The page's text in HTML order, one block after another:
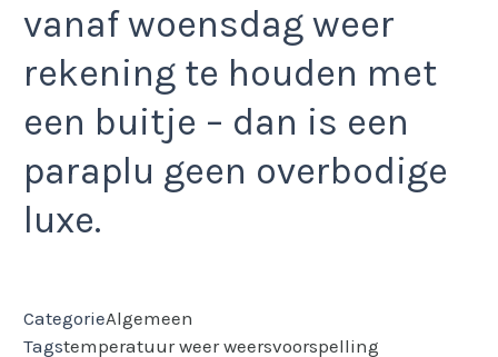
vanaf woensdag weer
rekening te houden met
een buitje – dan is een
paraplu geen overbodige
luxe.
CategorieAlgemeen
Tagstemperatuur weer weersvoorspelling